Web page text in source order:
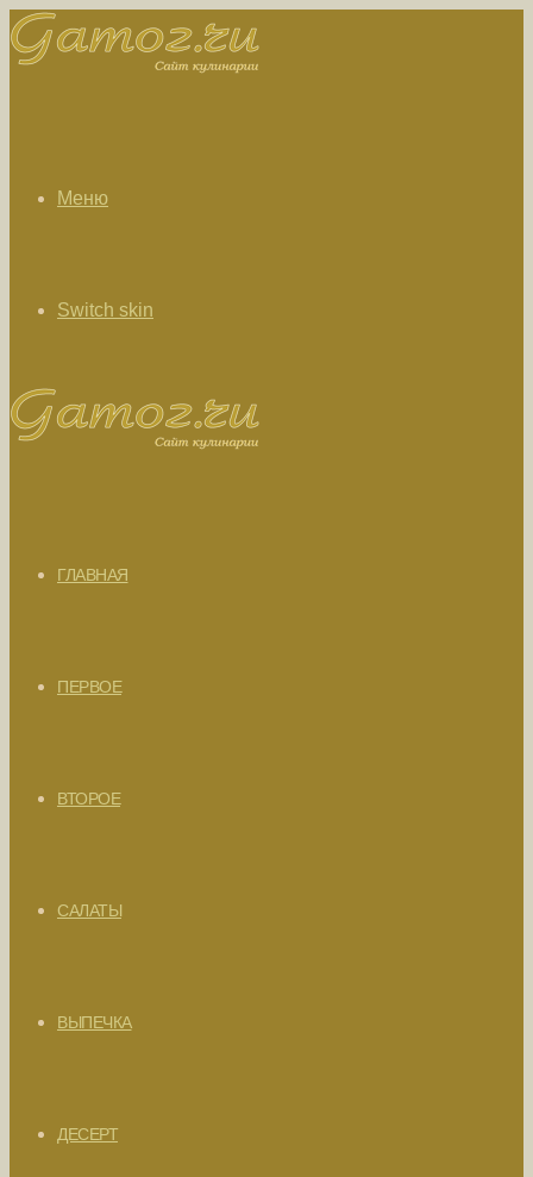
Меню
Switch skin
ГЛАВНАЯ
ПЕРВОЕ
ВТОРОЕ
САЛАТЫ
ВЫПЕЧКА
ДЕСЕРТ